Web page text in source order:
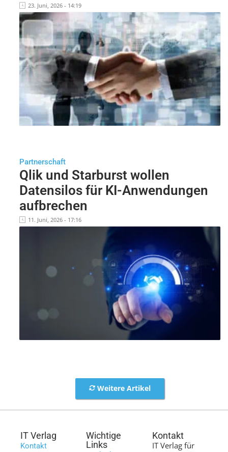
23. Juni, 2026 - 14:19
Partnerschaft
Qlik und Starburst wollen
Datensilos für KI-Anwendungen
aufbrechen
11. Juni, 2026 - 17:16
Weitere Artikel
IT Verlag
Kontakt
Wichtige
Links
Kontakt
IT Verlag für